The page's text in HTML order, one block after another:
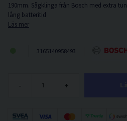
190mm. Sågklinga från Bosch med extra
lång batteritid
Läs mer
3165140958493
- +